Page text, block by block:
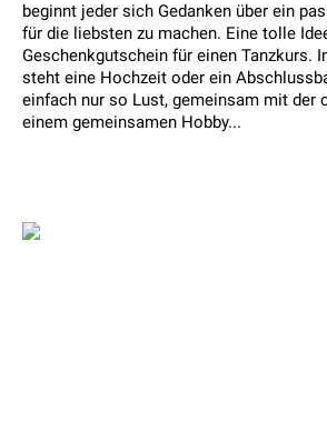
beginnt jeder sich Gedanken über ein
für die liebsten zu machen. Eine tolle
Geschenkgutschein für einen Tanzkurs.
steht eine Hochzeit oder ein
einfach nur so Lust, gemeinsam mit der
einem gemeinsamen Hobby...